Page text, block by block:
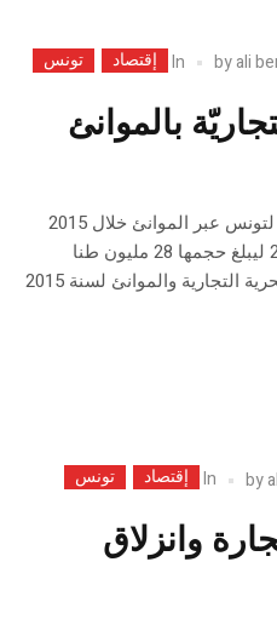
byali
In إقتصاد تونس
بالموانئ
تراجعت حركة المبادلات التجاريّة لتونس عبر الموانئ خلال 2015
بنسبة 3 بالمائة مقارنة بسنة 2014 ليبلغ حجمها 28 مليون طنا
حسب التقرير السنوي لديوان البحرية التجارية والموانئ لسنة 2015
by
In إقتصاد تونس
وانزلاق